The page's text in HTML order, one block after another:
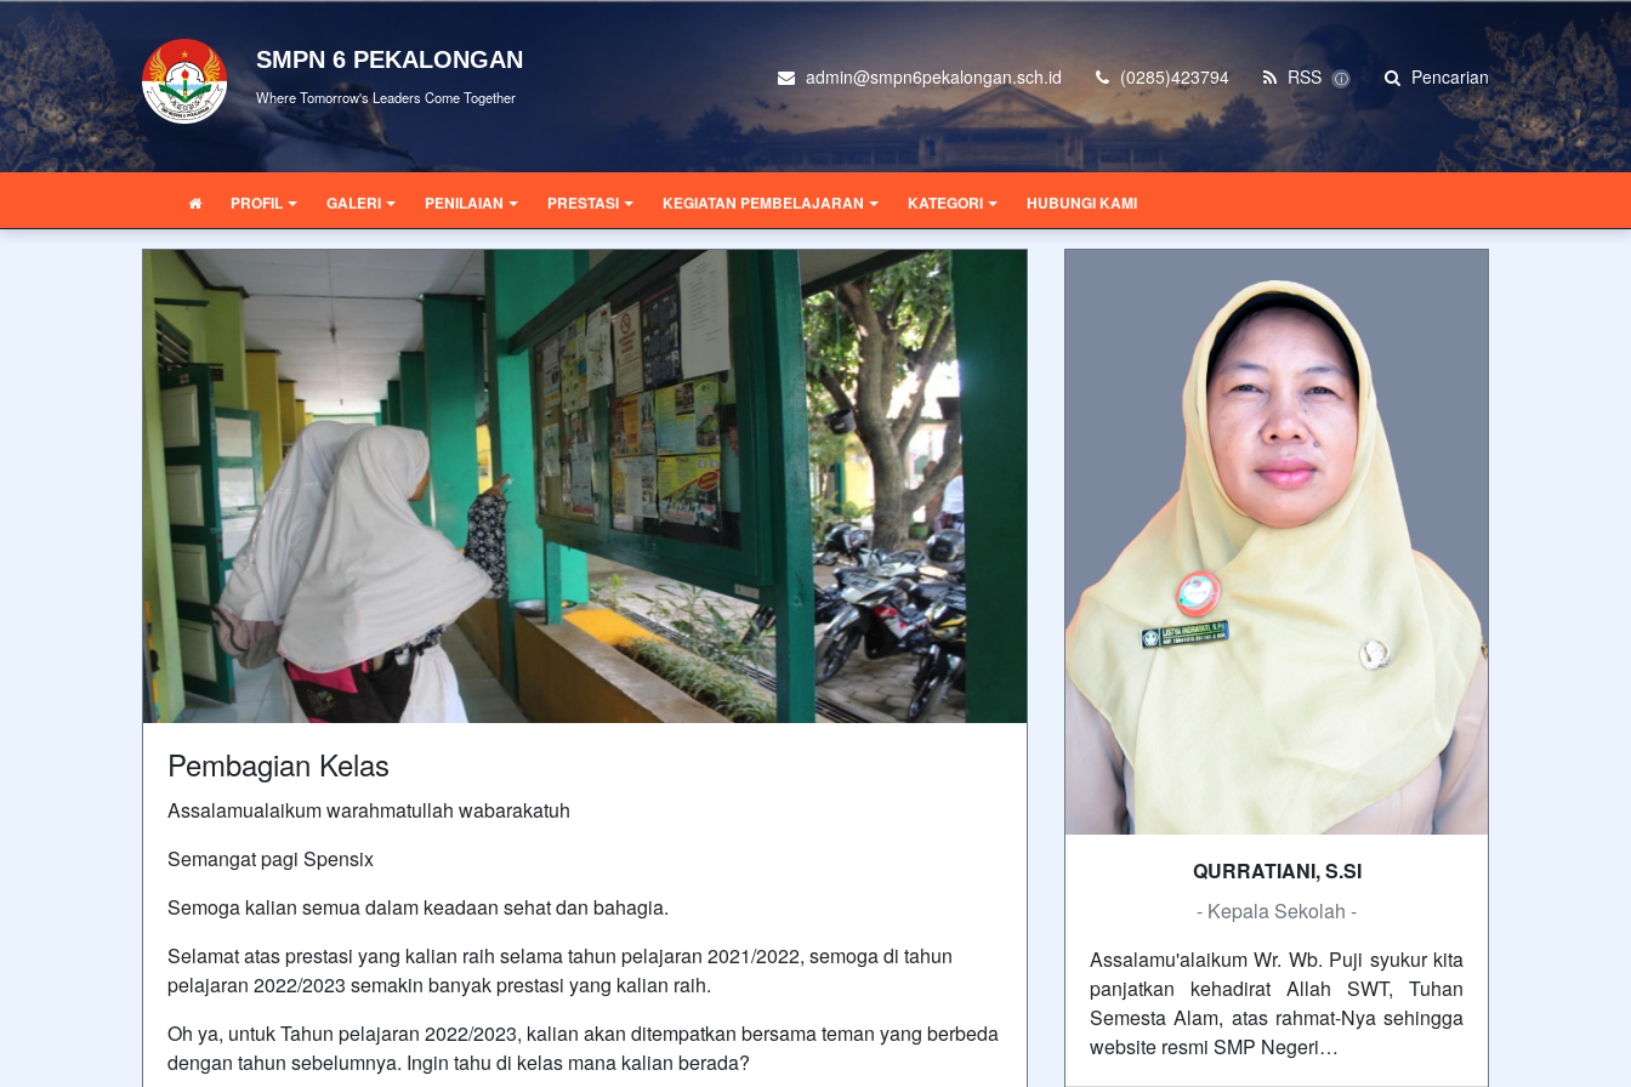
SMPN 6 PEKALONGAN
Where Tomorrow's Leaders Come Together
admin@smpn6pekalongan.sch.id (0285)423794 RSS ⓘ Pencarian
PROFIL GALERI PENILAIAN PRESTASI KEGIATAN PEMBELAJARAN KATEGORI HUBUNGI KAMI
Pembagian Kelas
Assalamualaikum warahmatullah wabarakatuh
Semangat pagi Spensix
Semoga kalian semua dalam keadaan sehat dan bahagia.
Selamat atas prestasi yang kalian raih selama tahun pelajaran 2021/2022, semoga di tahun
pelajaran 2022/2023 semakin banyak prestasi yang kalian raih.
Oh ya, untuk Tahun pelajaran 2022/2023, kalian akan ditempatkan bersama teman yang berbeda
dengan tahun sebelumnya. Ingin tahu di kelas mana kalian berada?
QURRATIANI, S.SI
- Kepala Sekolah -
Assalamu'alaikum Wr. Wb. Puji syukur kita
panjatkan kehadirat Allah SWT, Tuhan
Semesta Alam, atas rahmat-Nya sehingga
website resmi SMP Negeri…